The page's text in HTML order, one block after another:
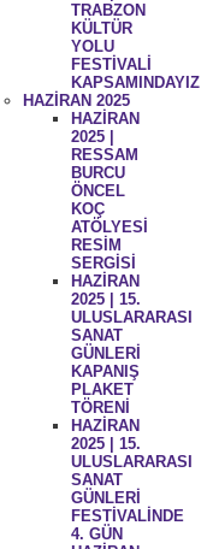
TRABZON
KÜLTÜR
YOLU
FESTİVALİ
KAPSAMINDAYIZ
HAZİRAN 2025
HAZİRAN
2025 |
RESSAM
BURCU
ÖNCEL
KOÇ
ATÖLYESİ
RESİM
SERGİSİ
HAZİRAN
2025 | 15.
ULUSLARARASI
SANAT
GÜNLERİ
KAPANIŞ
PLAKET
TÖRENİ
HAZİRAN
2025 | 15.
ULUSLARARASI
SANAT
GÜNLERİ
FESTİVALİNDE
4. GÜN